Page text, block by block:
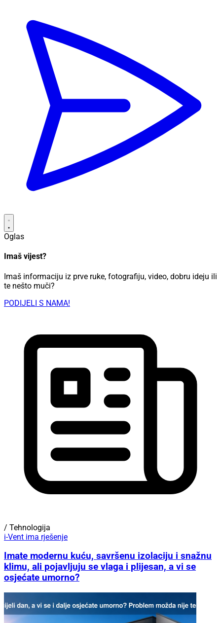
Oglas
Imaš vijest?
Imaš informaciju iz prve ruke, fotografiju, video, dobru ideju ili
te nešto muči?
PODIJELI S NAMA!
/ Tehnologija
i-Vent ima rješenje
Imate modernu kuću, savršenu izolaciju i snažnu
klimu, ali pojavljuju se vlaga i plijesan, a vi se
osjećate umorno?